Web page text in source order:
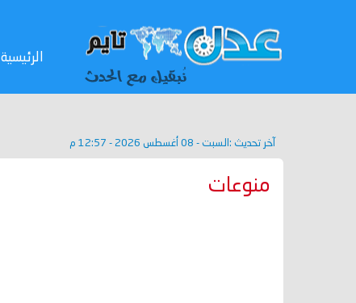
الرئيسية
آخر تحديث : السبت - 08 أغسطس 2026 - 12:57 م
منوعات